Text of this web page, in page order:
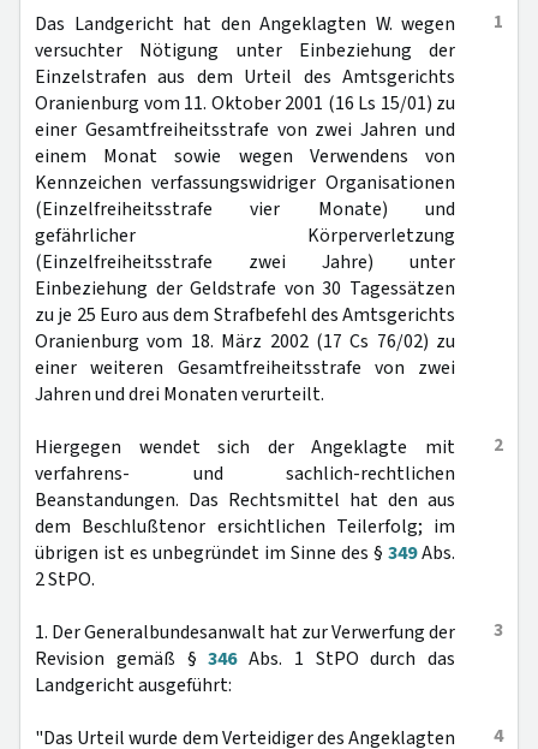
1
Das Landgericht hat den Angeklagten W. wegen
versuchter Nötigung unter Einbeziehung der
Einzelstrafen aus dem Urteil des Amtsgerichts
Oranienburg vom 11. Oktober 2001 (16 Ls 15/01) zu
einer Gesamtfreiheitsstrafe von zwei Jahren und
einem Monat sowie wegen Verwendens von
Kennzeichen verfassungswidriger Organisationen
(Einzelfreiheitsstrafe vier Monate) und
gefährlicher Körperverletzung
(Einzelfreiheitsstrafe zwei Jahre) unter
Einbeziehung der Geldstrafe von 30 Tagessätzen
zu je 25 Euro aus dem Strafbefehl des Amtsgerichts
Oranienburg vom 18. März 2002 (17 Cs 76/02) zu
einer weiteren Gesamtfreiheitsstrafe von zwei
Jahren und drei Monaten verurteilt.
2
Hiergegen wendet sich der Angeklagte mit
verfahrens- und sachlich-rechtlichen
Beanstandungen. Das Rechtsmittel hat den aus
dem Beschlußtenor ersichtlichen Teilerfolg; im
übrigen ist es unbegründet im Sinne des § 349Abs.
2 StPO.
3
1. Der Generalbundesanwalt hat zur Verwerfung der
Revision gemäß §346Abs. 1 StPO durch das
Landgericht ausgeführt:
4
"Das Urteil wurde dem Verteidiger des Angeklagten